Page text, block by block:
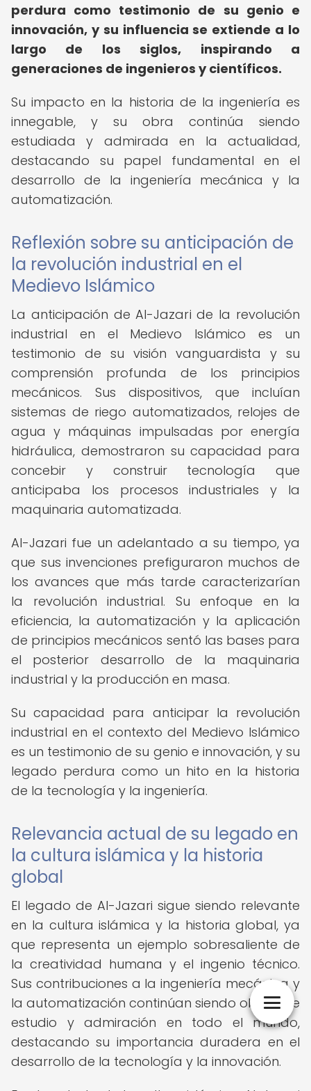
perdura como testimonio de su genio e
innovación, y su influencia se extiende a lo
largo de los siglos, inspirando a
generaciones de ingenieros y científicos.
Su impacto en la historia de la ingeniería es
innegable, y su obra continúa siendo
estudiada y admirada en la actualidad,
destacando su papel fundamental en el
desarrollo de la ingeniería mecánica y la
automatización.
Reflexión sobre su anticipación de
la revolución industrial en el
Medievo Islámico
La anticipación de Al-Jazari de la revolución
industrial en el Medievo Islámico es un
testimonio de su visión vanguardista y su
comprensión profunda de los principios
mecánicos. Sus dispositivos, que incluían
sistemas de riego automatizados, relojes de
agua y máquinas impulsadas por energía
hidráulica, demostraron su capacidad para
concebir y construir tecnología que
anticipaba los procesos industriales y la
maquinaria automatizada.
Al-Jazari fue un adelantado a su tiempo, ya
que sus invenciones prefiguraron muchos de
los avances que más tarde caracterizarían
la revolución industrial. Su enfoque en la
eficiencia, la automatización y la aplicación
de principios mecánicos sentó las bases para
el posterior desarrollo de la maquinaria
industrial y la producción en masa.
Su capacidad para anticipar la revolución
industrial en el contexto del Medievo Islámico
es un testimonio de su genio e innovación, y su
legado perdura como un hito en la historia
de la tecnología y la ingeniería.
Relevancia actual de su legado en
la cultura islámica y la historia
global
El legado de Al-Jazari sigue siendo relevante
en la cultura islámica y la historia global, ya
que representa un ejemplo sobresaliente de
la creatividad humana y el ingenio técnico.
Sus contribuciones a la ingeniería mecánica y
la automatización continúan siendo objeto de
estudio y admiración en todo el mundo,
destacando su importancia duradera en el
desarrollo de la tecnología y la innovación.